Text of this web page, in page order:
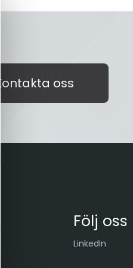
Kontakta oss
Följ oss
LinkedIn